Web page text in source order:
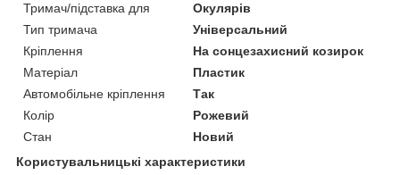
Тримач/підставка для
Окулярів
Тип тримача
Універсальний
Кріплення
На сонцезахисний козирок
Матеріал
Пластик
Автомобільне кріплення
Так
Колір
Рожевий
Стан
Новий
Користувальницькі характеристики